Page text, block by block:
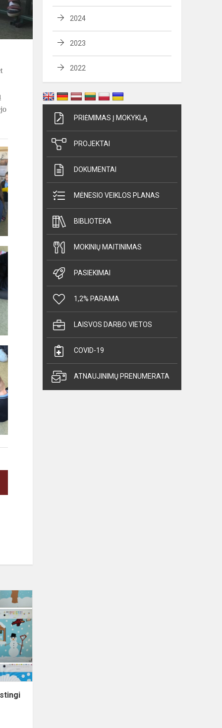
Integruota
pamoka
"Rūpestingi
2024
2023
2022
PRIĖMIMAS Į MOKYKLĄ
PROJEKTAI
DOKUMENTAI
MĖNESIO VEIKLOS PLANAS
BIBLIOTEKA
MOKINIŲ MAITINIMAS
PASIEKIMAI
1,2% PARAMA
LAISVOS DARBO VIETOS
COVID-19
ATNAUJINIMŲ PRENUMERATA